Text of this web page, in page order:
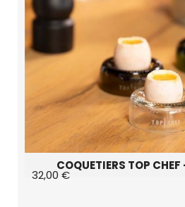
COQUETIERS TOP
32,00 €